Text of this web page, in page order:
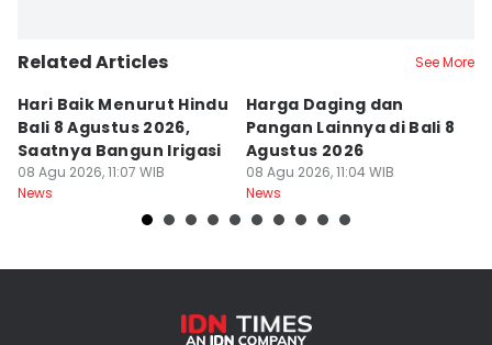
Related Articles See More
Hari Baik Menurut Hindu
Bali 8 Agustus 2026,
Saatnya Bangun Irigasi
08 Agu 2026, 11:07 WIB
News
Harga Daging dan
Pangan Lainnya di Bali 8
Agustus 2026
08 Agu 2026, 11:04 WIB
News